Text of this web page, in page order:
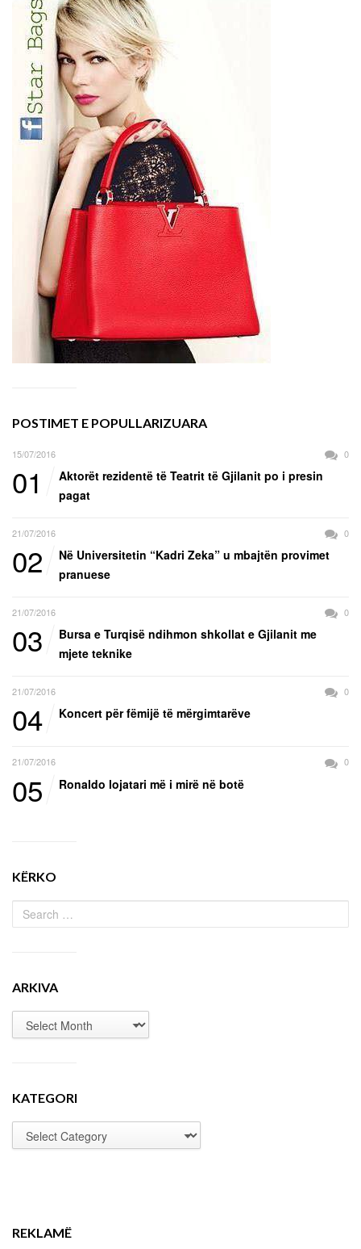
POSTIMET E POPULLARIZUARA
15/07/2016 0
01
Aktorët rezidentë të Teatrit të Gjilanit po i presin
pagat
21/07/2016 0
02
Në Universitetin “Kadri Zeka” u mbajtën provimet
pranuese
21/07/2016 0
03
Bursa e Turqisë ndihmon shkollat e Gjilanit me
mjete teknike
21/07/2016 0
04 Koncert për fëmijë të mërgimtarëve
21/07/2016 0
05 Ronaldo lojatari më i mirë në botë
KËRKO
ARKIVA
KATEGORI
REKLAMË